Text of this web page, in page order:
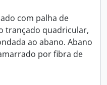
com palha de
trançado quadricular,
ao abano. Abano
por fibra de